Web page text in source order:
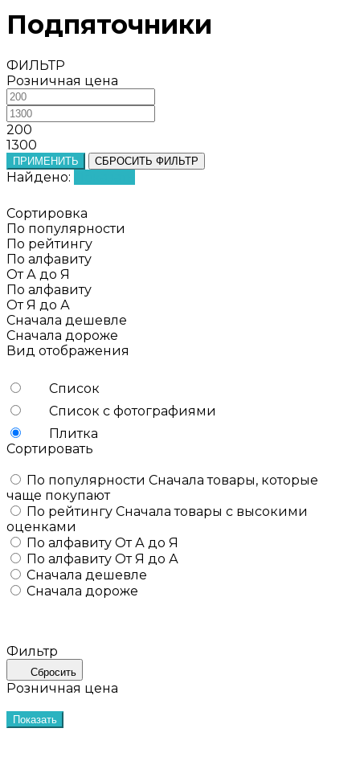
Подпяточники
ФИЛЬТР
Розничная цена
200
1300
ПРИМЕНИТЬ СБРОСИТЬ ФИЛЬТР
Найдено:
Сортировка
По популярности
По рейтингу
По алфавиту
От А до Я
По алфавиту
От Я до А
Сначала дешевле
Сначала дороже
Вид отображения
Список
Список с фотографиями
Плитка
Сортировать
По популярности Сначала товары, которые
чаще покупают
По рейтингу Сначала товары с высокими
оценками
По алфавиту От А до Я
По алфавиту От Я до А
Сначала дешевле
Сначала дороже
Фильтр
Сбросить
Розничная цена
Показать